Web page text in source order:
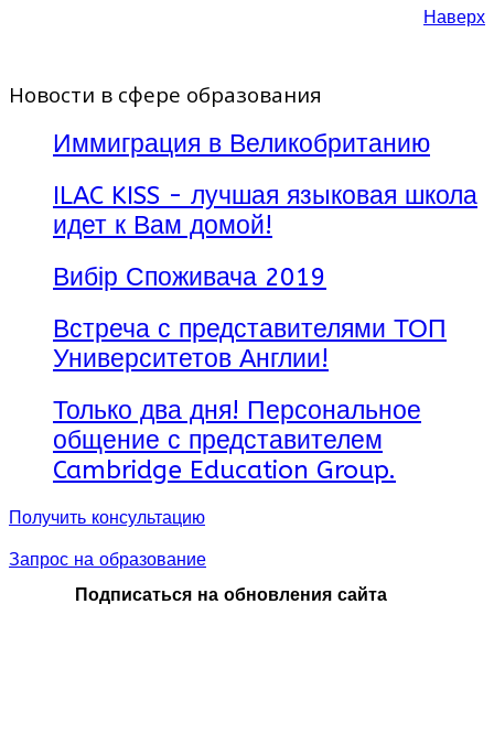
Наверх
Новости в сфере образования
Иммиграция в Великобританию
ILAC KISS - лучшая языковая школа
идет к Вам домой!
Вибір Споживача 2019
Встреча с представителями ТОП
Университетов Англии!
Только два дня! Персональное
общение с представителем
Cambridge Education Group.
Получить консультацию
Запрос на образование
Подписаться на обновления сайта